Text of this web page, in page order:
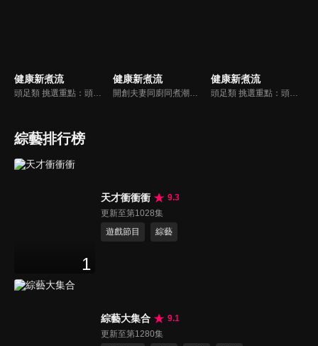
健康新煮流
頭足類 挑選重點：頭足類利用清洗時去除內臟可以降低膽固醇的攝取。挑選雙眼清澈明亮，眼球稍微凸出，肉質結實有彈性為佳。身體具透明感，觸腕或是吸盤一碰到活體就會吸附住便是新鮮的。
健康新煮流
開創夫妻同廚同煮潮流的KC夫婦，繼《健康醫食代》後，走出攝影棚，帶大家全台走透透，發掘上帝賞賜的美味食材，內容融合新加坡南洋風和客家純樸味，加上台灣獨特的閩南風情，互相激盪交織出的火花，打造出獨一無二的美食節目。
健康新煮流
頭足類 挑選重點：頭足類利用清洗時去除內臟可以降低膽固醇的攝取。挑選雙眼清澈明亮，眼球稍微凸出，肉質結實有彈性為佳。身體具透明感，觸腕或是吸盤一碰到活體就會吸附住便是新鮮的。
綜藝排行榜
1
天才衝衝衝
9.3
更新至第1028集
遊戲節目
綜藝
綜藝大集合
9.1
更新至第1280集